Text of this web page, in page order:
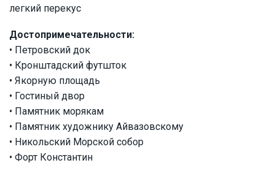
легкий перекус
Достопримечательности:
• Петровский док
• Кронштадский футшток
• Якорную площадь
• Гостиный двор
• Памятник морякам
• Памятник художнику Айвазовскому
• Никольский Морской собор
• Форт Константин